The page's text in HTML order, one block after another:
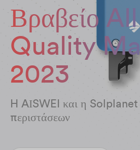
Βραβείο All
Quality
2023
H AΙSWEI και η
περιστάσεων